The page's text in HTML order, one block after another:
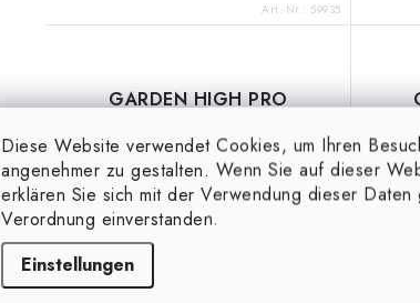
Diese Website verwendet Cookies, um Ihren
angenehmer zu gestalten. Wenn Sie auf dieser
erklären Sie sich mit der Verwendung dieser Daten
Verordnung einverstanden.
Einstellungen
Art.-Nr.:59935
GARDEN HIGH PRO
cm
(21 %)